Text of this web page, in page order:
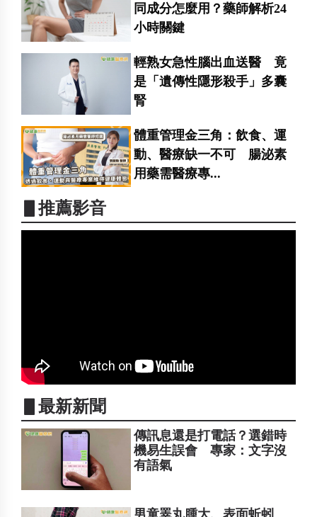
同成分怎麼用？藥師解析24
小時關鍵
輕熟女急性腦出血送醫 竟
是「遺傳性隱形殺手」多囊
腎
體重管理金三角：飲食、運
動、醫療缺一不可 腸泌素
用藥需醫療專...
▋推薦影音
▋最新新聞
傳訊息還是打電話？選錯時
機易生誤會 專家：文字沒
有語氣
男童睪丸腫大、表面蚯蚓